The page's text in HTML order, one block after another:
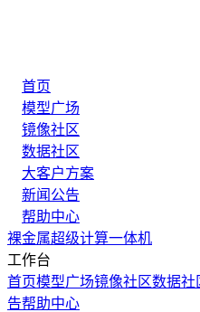
首页
模型广场
镜像社区
数据社区
大客户方案
新闻公告
帮助中心
裸金属超级计算一体机
工作台
首页模型广场镜像社区数据社
告帮助中心